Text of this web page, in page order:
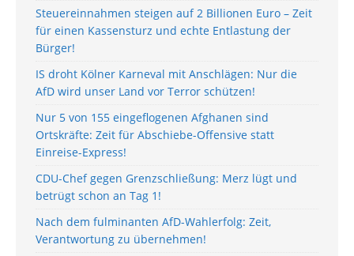
Steuereinnahmen steigen auf 2 Billionen Euro – Zeit
für einen Kassensturz und echte Entlastung der
Bürger!
IS droht Kölner Karneval mit Anschlägen: Nur die
AfD wird unser Land vor Terror schützen!
Nur 5 von 155 eingeflogenen Afghanen sind
Ortskräfte: Zeit für Abschiebe-Offensive statt
Einreise-Express!
CDU-Chef gegen Grenzschließung: Merz lügt und
betrügt schon an Tag 1!
Nach dem fulminanten AfD-Wahlerfolg: Zeit,
Verantwortung zu übernehmen!